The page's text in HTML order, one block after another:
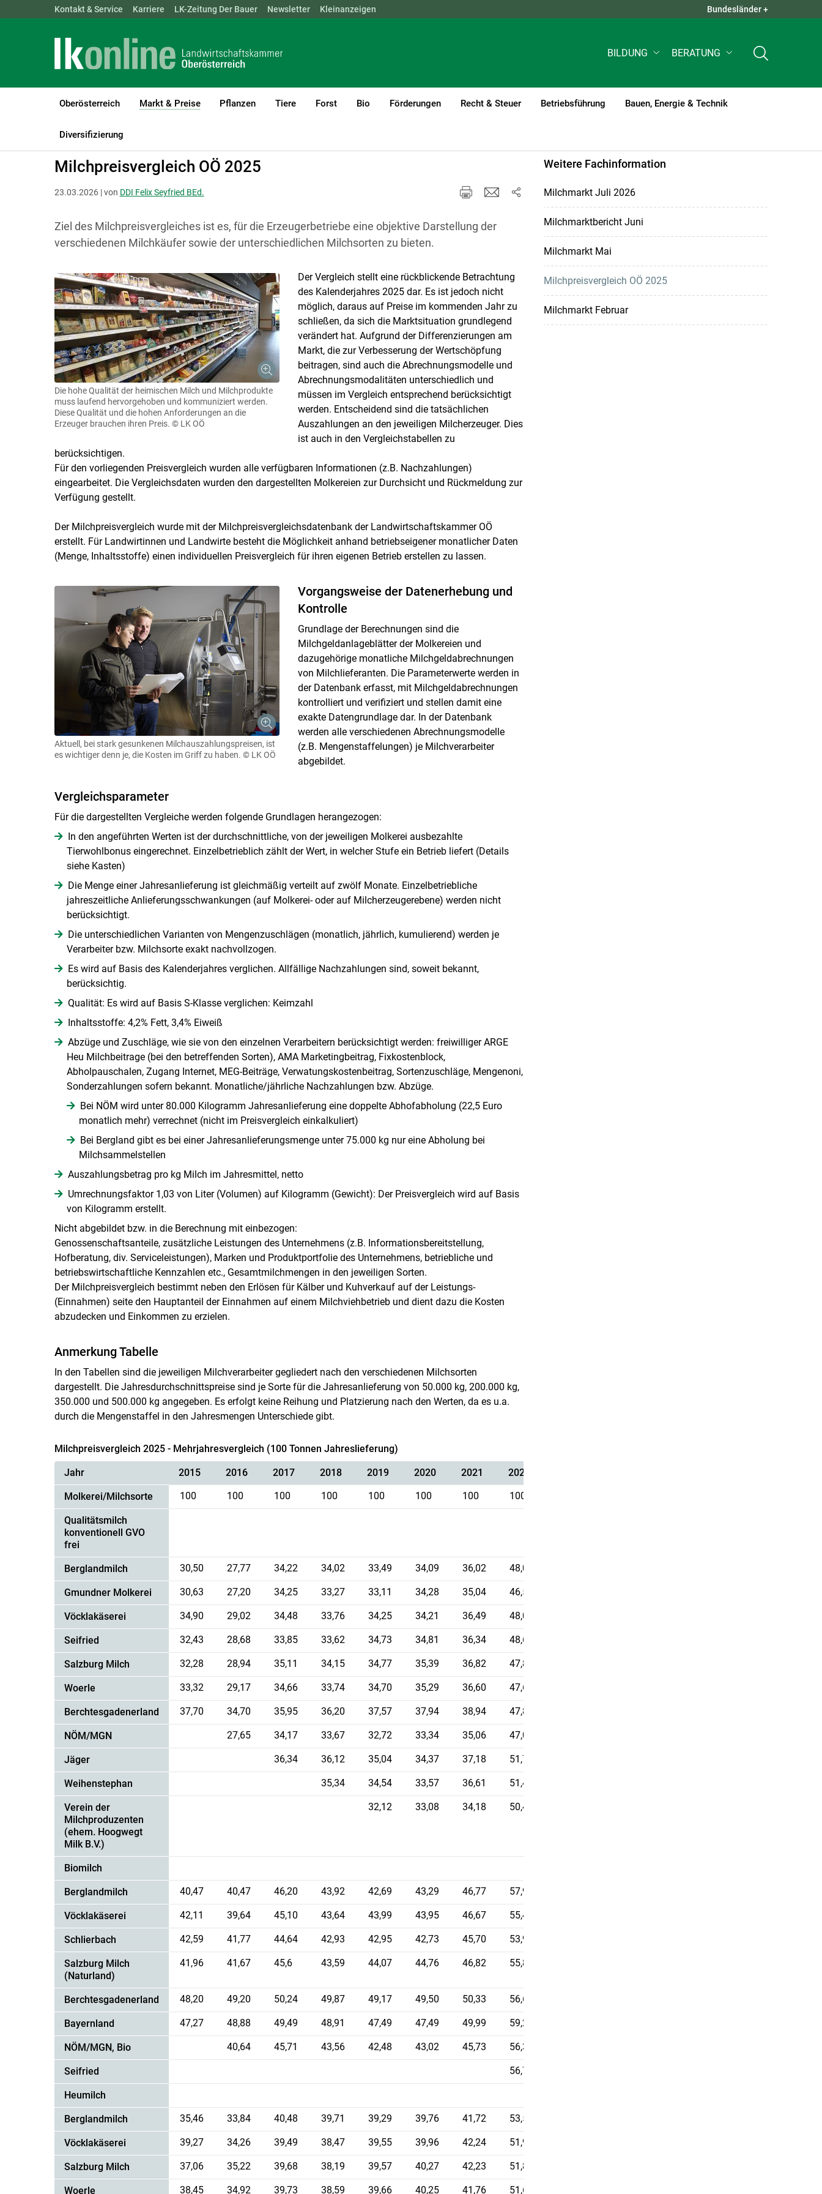
Skip to main content
Landwirtschaftskammern: ÖSTERREICH BGLD KTN NÖ OÖ SBG STMK QUICK LINKS +
Kontakt & Service Karriere LK-Zeitung Der Bauer Newsletter Kleinanzeigen Bundesländer +
BILDUNG BERATUNG
Oberösterreich Markt & Preise
(current)1
Pflanzen Tiere Forst Bio Förderungen Recht & Steuer Betriebsführung Bauen, Energie & Technik
Diversifizierung
LK Oberösterreich Markt & Preise
Milchpreisvergleich OÖ 2025
23.03.2026 | von DDI Felix Seyfried BEd.
Ziel des Milchpreisvergleiches ist es, für die Erzeugerbetriebe eine objektive Darstellung der
verschiedenen Milchkäufer sowie der unterschiedlichen Milchsorten zu bieten.
Die hohe Qualität der heimischen Milch und Milchprodukte
muss laufend hervorgehoben und kommuniziert werden.
Diese Qualität und die hohen Anforderungen an die
Erzeuger brauchen ihren Preis. © LK OÖ
Der Vergleich stellt eine rückblickende Betrachtung
des Kalenderjahres 2025 dar. Es ist jedoch nicht
möglich, daraus auf Preise im kommenden Jahr zu
schließen, da sich die Marktsituation grundlegend
verändert hat. Aufgrund der Differenzierungen am
Markt, die zur Verbesserung der Wertschöpfung
beitragen, sind auch die Abrechnungsmodelle und
Abrechnungsmodalitäten unterschiedlich und
müssen im Vergleich entsprechend berücksichtigt
werden. Entscheidend sind die tatsächlichen
Auszahlungen an den jeweiligen Milcherzeuger. Dies
ist auch in den Vergleichstabellen zu
berücksichtigen.
Für den vorliegenden Preisvergleich wurden alle verfügbaren Informationen (z.B. Nachzahlungen)
eingearbeitet. Die Vergleichsdaten wurden den dargestellten Molkereien zur Durchsicht und Rückmeldung zur
Verfügung gestellt.
Der Milchpreisvergleich wurde mit der Milchpreisvergleichsdatenbank der Landwirtschaftskammer OÖ
erstellt. Für Landwirtinnen und Landwirte besteht die Möglichkeit anhand betriebseigener monatlicher Daten
(Menge, Inhaltsstoffe) einen individuellen Preisvergleich für ihren eigenen Betrieb erstellen zu lassen.
Aktuell, bei stark gesunkenen Milchauszahlungspreisen, ist
es wichtiger denn je, die Kosten im Griff zu haben. © LK OÖ
Vorgangsweise der Datenerhebung und
Kontrolle
Grundlage der Berechnungen sind die
Milchgeldanlageblätter der Molkereien und
dazugehörige monatliche Milchgeldabrechnungen
von Milchlieferanten. Die Parameterwerte werden in
der Datenbank erfasst, mit Milchgeldabrechnungen
kontrolliert und verifiziert und stellen damit eine
exakte Datengrundlage dar. In der Datenbank
werden alle verschiedenen Abrechnungsmodelle
(z.B. Mengenstaffelungen) je Milchverarbeiter
abgebildet.
Vergleichsparameter
Für die dargestellten Vergleiche werden folgende Grundlagen herangezogen:
In den angeführten Werten ist der durchschnittliche, von der jeweiligen Molkerei ausbezahlte
Tierwohlbonus eingerechnet. Einzelbetrieblich zählt der Wert, in welcher Stufe ein Betrieb liefert (Details
siehe Kasten)
Die Menge einer Jahresanlieferung ist gleichmäßig verteilt auf zwölf Monate. Einzelbetriebliche
jahreszeitliche Anlieferungsschwankungen (auf Molkerei- oder auf Milcherzeugerebene) werden nicht
berücksichtigt.
Die unterschiedlichen Varianten von Mengenzuschlägen (monatlich, jährlich, kumulierend) werden je
Verarbeiter bzw. Milchsorte exakt nachvollzogen.
Es wird auf Basis des Kalenderjahres verglichen. Allfällige Nachzahlungen sind, soweit bekannt,
berücksichtig.
Qualität: Es wird auf Basis S-Klasse verglichen: Keimzahl
Inhaltsstoffe: 4,2% Fett, 3,4% Eiweiß
Abzüge und Zuschläge, wie sie von den einzelnen Verarbeitern berücksichtigt werden: freiwilliger ARGE
Heu Milchbeitrage (bei den betreffenden Sorten), AMA Marketingbeitrag, Fixkostenblock,
Abholpauschalen, Zugang Internet, MEG-Beiträge, Verwatungskostenbeitrag, Sortenzuschläge, Mengenoni,
Sonderzahlungen sofern bekannt. Monatliche/jährliche Nachzahlungen bzw. Abzüge.
Bei NÖM wird unter 80.000 Kilogramm Jahresanlieferung eine doppelte Abhofabholung (22,5 Euro
monatlich mehr) verrechnet (nicht im Preisvergleich einkalkuliert)
Bei Bergland gibt es bei einer Jahresanlieferungsmenge unter 75.000 kg nur eine Abholung bei
Milchsammelstellen
Auszahlungsbetrag pro kg Milch im Jahresmittel, netto
Umrechnungsfaktor 1,03 von Liter (Volumen) auf Kilogramm (Gewicht): Der Preisvergleich wird auf Basis
von Kilogramm erstellt.
Nicht abgebildet bzw. in die Berechnung mit einbezogen:
Genossenschaftsanteile, zusätzliche Leistungen des Unternehmens (z.B. Informationsbereitstellung,
Hofberatung, div. Serviceleistungen), Marken und Produktportfolie des Unternehmens, betriebliche und
betriebswirtschaftliche Kennzahlen etc., Gesamtmilchmengen in den jeweiligen Sorten.
Der Milchpreisvergleich bestimmt neben den Erlösen für Kälber und Kuhverkauf auf der Leistungs-
(Einnahmen) seite den Hauptanteil der Einnahmen auf einem Milchviehbetrieb und dient dazu die Kosten
abzudecken und Einkommen zu erzielen.
Anmerkung Tabelle
In den Tabellen sind die jeweiligen Milchverarbeiter gegliedert nach den verschiedenen Milchsorten
dargestellt. Die Jahresdurchschnittspreise sind je Sorte für die Jahresanlieferung von 50.000 kg, 200.000 kg,
350.000 und 500.000 kg angegeben. Es erfolgt keine Reihung und Platzierung nach den Werten, da es u.a.
durch die Mengenstaffel in den Jahresmengen Unterschiede gibt.
Milchpreisvergleich 2025 - Mehrjahresvergleich (100 Tonnen Jahreslieferung)
Jahr 2015 2016 2017 2018 2019 2020 2021 2022
Molkerei/Milchsorte 100 100 100 100 100 100 100 100
Qualitätsmilch
konventionell GVO
frei
Berglandmilch 30,50 27,77 34,22 34,02 33,49 34,09 36,02 48,07
Gmundner Molkerei 30,63 27,20 34,25 33,27 33,11 34,28 35,04 46,51
Vöcklakäserei 34,90 29,02 34,48 33,76 34,25 34,21 36,49 48,03
Seifried 32,43 28,68 33,85 33,62 34,73 34,81 36,34 48,62
Salzburg Milch 32,28 28,94 35,11 34,15 34,77 35,39 36,82 47,88
Woerle 33,32 29,17 34,66 33,74 34,70 35,29 36,60 47,60
Berchtesgadenerland 37,70 34,70 35,95 36,20 37,57 37,94 38,94 47,84
NÖM/MGN 27,65 34,17 33,67 32,72 33,34 35,06 47,09
Jäger 36,34 36,12 35,04 34,37 37,18 51,77
Weihenstephan 35,34 34,54 33,57 36,61 51,42
Verein der
Milchproduzenten
(ehem. Hoogwegt
Milk B.V.)
32,12 33,08 34,18 50,42
Biomilch
Berglandmilch 40,47 40,47 46,20 43,92 42,69 43,29 46,77 57,98
Vöcklakäserei 42,11 39,64 45,10 43,64 43,99 43,95 46,67 55,48
Schlierbach 42,59 41,77 44,64 42,93 42,95 42,73 45,70 53,90
Salzburg Milch
(Naturland)
41,96 41,67 45,6 43,59 44,07 44,76 46,82 55,80
Berchtesgadenerland 48,20 49,20 50,24 49,87 49,17 49,50 50,33 56,63
Bayernland 47,27 48,88 49,49 48,91 47,49 47,49 49,99 59,24
NÖM/MGN, Bio 40,64 45,71 43,56 42,48 43,02 45,73 56,32
Seifried 56,70
Heumilch
Berglandmilch 35,46 33,84 40,48 39,71 39,29 39,76 41,72 53,53
Vöcklakäserei 39,27 34,26 39,49 38,47 39,55 39,96 42,24 51,94
Salzburg Milch 37,06 35,22 39,68 38,19 39,57 40,27 42,23 51,87
Woerle 38,45 34,92 39,73 38,59 39,66 40,25 41,76 51,62
Weitere Fachinformation
Milchmarkt Juli 2026
Milchmarktbericht Juni
Milchmarkt Mai
Milchpreisvergleich OÖ 2025
Milchmarkt Februar